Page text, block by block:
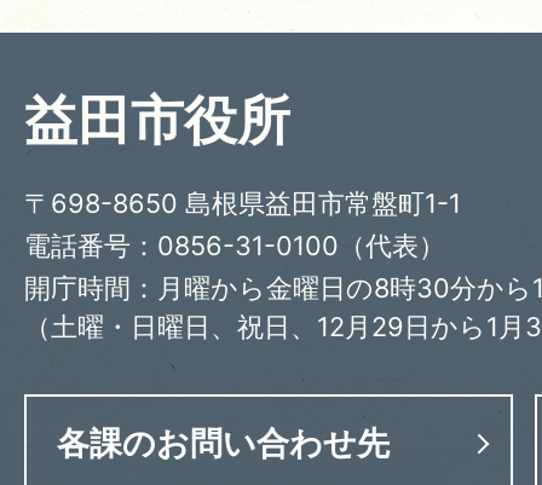
益田市役所
〒698-8650 島根県益田市常盤町1-1
電話番号：0856-31-0100（代表）
開庁時間：月曜から金曜日の8時30分から
（土曜・日曜日、祝日、12月29日から1月
各課のお問い合わせ先